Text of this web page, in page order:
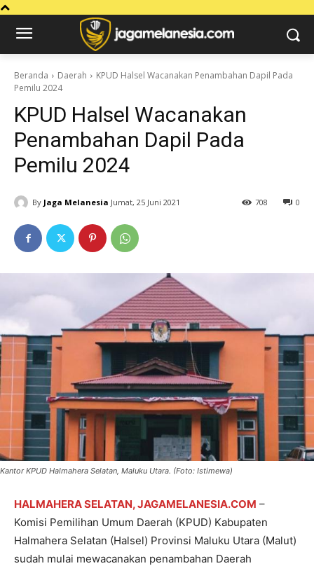
Beranda Daerah
KPUD Halsel Wacanakan Penambahan Dapil Pada
Pemilu 2024
KPUD Halsel Wacanakan
Penambahan Dapil Pada
Pemilu 2024
By Jaga Melanesia Jumat, 25 Juni 2021 0
708
Kantor KPUD Halmahera Selatan, Maluku Utara. (Foto: Istimewa)
HALMAHERA SELATAN, JAGAMELANESIA.COM –
Komisi Pemilihan Umum Daerah (KPUD) Kabupaten
Halmahera Selatan (Halsel) Provinsi Maluku Utara (Malut)
sudah mulai mewacanakan penambahan Daerah